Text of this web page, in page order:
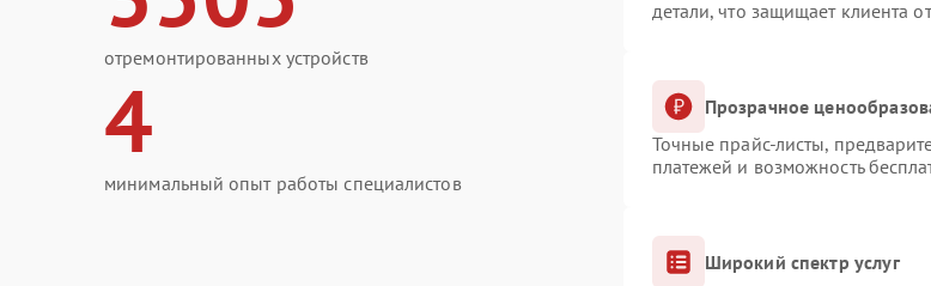
отремонтированных устройств
4
минимальный опыт работы специалистов
детали, что защищает клиента
Прозрачное
Точные прайс-листы,
платежей и возможность
Широкий спектр услуг